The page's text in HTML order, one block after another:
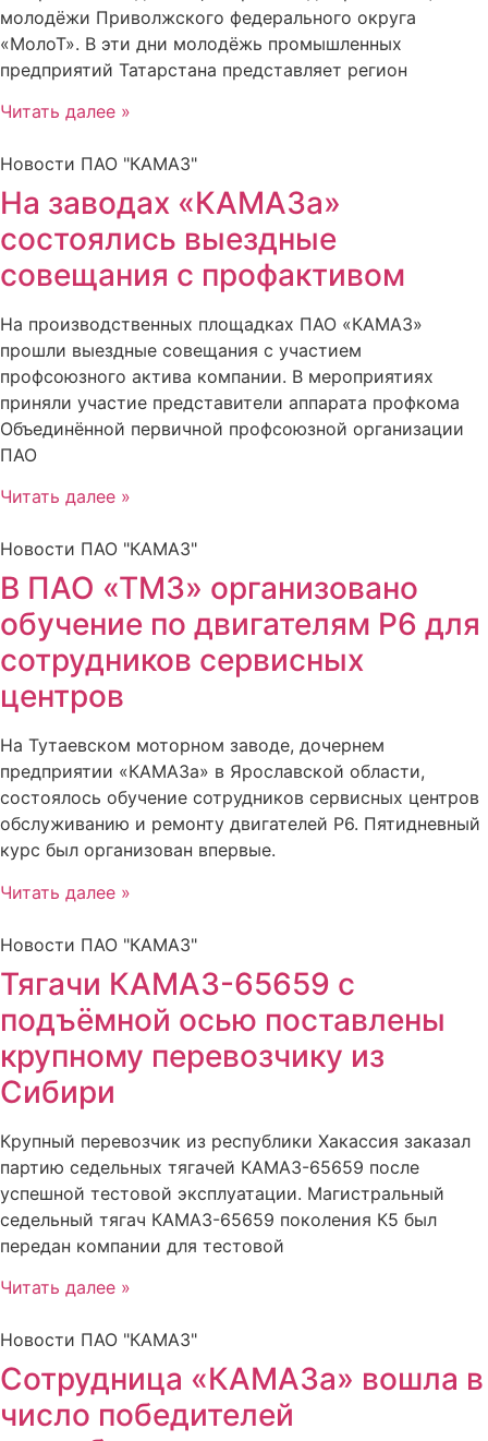
молодёжи Приволжского федерального округа
«МолоТ». В эти дни молодёжь промышленных
предприятий Татарстана представляет регион
Читать далее »
Новости ПАО "КАМАЗ"
На заводах «КАМАЗа»
состоялись выездные
совещания с профактивом
На производственных площадках ПАО «КАМАЗ»
прошли выездные совещания с участием
профсоюзного актива компании. В мероприятиях
приняли участие представители аппарата профкома
Объединённой первичной профсоюзной организации
ПАО
Читать далее »
Новости ПАО "КАМАЗ"
В ПАО «ТМЗ» организовано
обучение по двигателям Р6 для
сотрудников сервисных
центров
На Тутаевском моторном заводе, дочернем
предприятии «КАМАЗа» в Ярославской области,
состоялось обучение сотрудников сервисных центров
обслуживанию и ремонту двигателей Р6. Пятидневный
курс был организован впервые.
Читать далее »
Новости ПАО "КАМАЗ"
Тягачи КАМАЗ-65659 с
подъёмной осью поставлены
крупному перевозчику из
Сибири
Крупный перевозчик из республики Хакассия заказал
партию седельных тягачей КАМАЗ-65659 после
успешной тестовой эксплуатации. Магистральный
седельный тягач КАМАЗ-65659 поколения К5 был
передан компании для тестовой
Читать далее »
Новости ПАО "КАМАЗ"
Сотрудница «КАМАЗа» вошла в
число победителей